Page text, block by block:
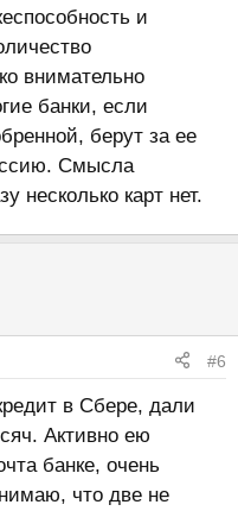
и
внимательно
банки, если
берут за ее
Смысла
несколько карт нет.
#6
в Сбере, дали
Активно ею
банке, очень
что две не